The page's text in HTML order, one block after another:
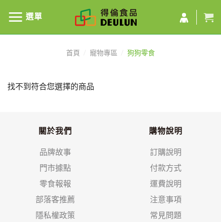
選單
首頁 寵物專區 狗狗零食
找不到符合您選擇的商品
關於我們
品牌故事
門市據點
零食報報
部落客推薦
隱私權政策
購物說明
訂購說明
付款方式
運費說明
注意事項
常見問題